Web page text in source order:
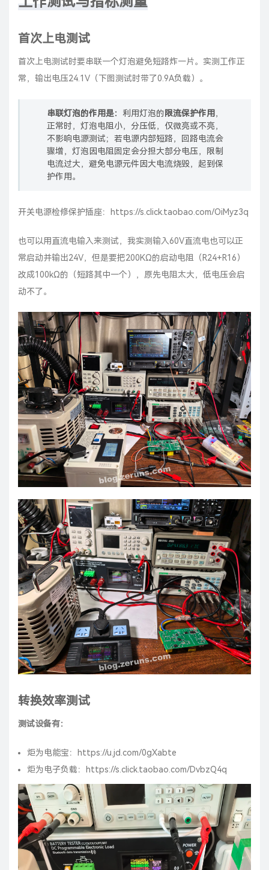
首次上电测试
首次上电测试时要串联一个灯泡避免短路炸一片。实测工作正
常，输出电压24.1V（下图测试时带了0.9A负载）。
串联灯泡的作用是： 利用灯泡的限流保护作用 ，
正常时，灯泡电阻小，分压低，仅微亮或不亮，
不影响电源测试；若电源内部短路，回路电流会
骤增，灯泡因电阻固定会分担大部分电压，限制
电流过大，避免电源元件因大电流烧毁，起到保
护作用。
开关电源检修保护插座： https://s.click.taobao.com/OiMyz3q
也可以用直流电输入来测试，我实测输入60V直流电也可以正
常启动并输出24V，但是要把200KΩ的启动电阻（R24+R16）
改成100kΩ的（短路其中一个），原先电阻太大，低电压会启
动不了。
转换效率测试
测试设备有：
炬为电能宝：
https://u.jd.com/0gXabte
炬为电子负载：
https://s.click.taobao.com/DvbzQ4q